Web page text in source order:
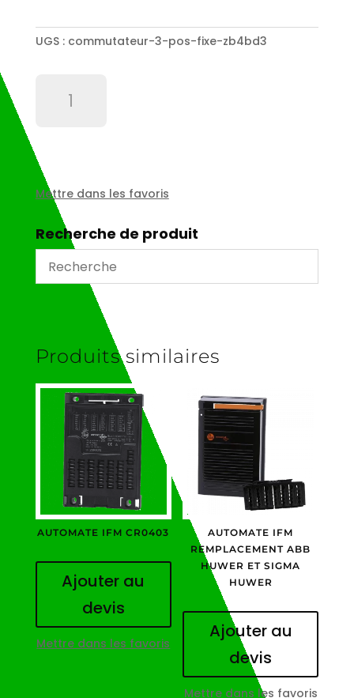
UGS : commutateur-3-pos-fixe-zb4bd3
pos.
fixe
-
ZB4BD3
Mettre dans les favoris
Recherche de produit
Produits similaires
AUTOMATE IFM CR0403
Ajouter au
devis
Mettre dans les favoris
AUTOMATE IFM
REMPLACEMENT ABB
HUWER ET SIGMA
HUWER
Ajouter au
devis
Mettre dans les favoris